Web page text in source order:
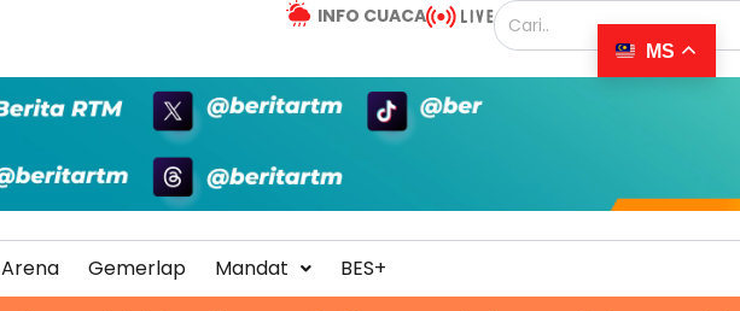
INFO CUACA
Arena Gemerlap Mandat BES+
MS